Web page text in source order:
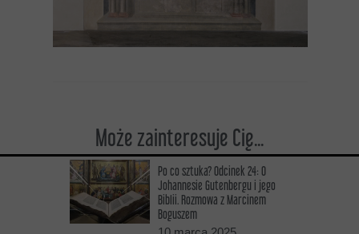
Po co sztuka? Odcinek 24: O
Johannesie Gutenbergu i jego
Biblii. Rozmowa z Marcinem
Boguszem
Może zainteresuje Cię...